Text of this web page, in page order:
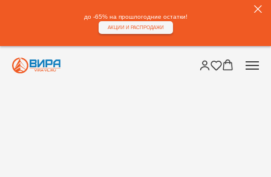
до -65% на прошлогодние остатки!
АКЦИИ И РАСПРОДАЖИ